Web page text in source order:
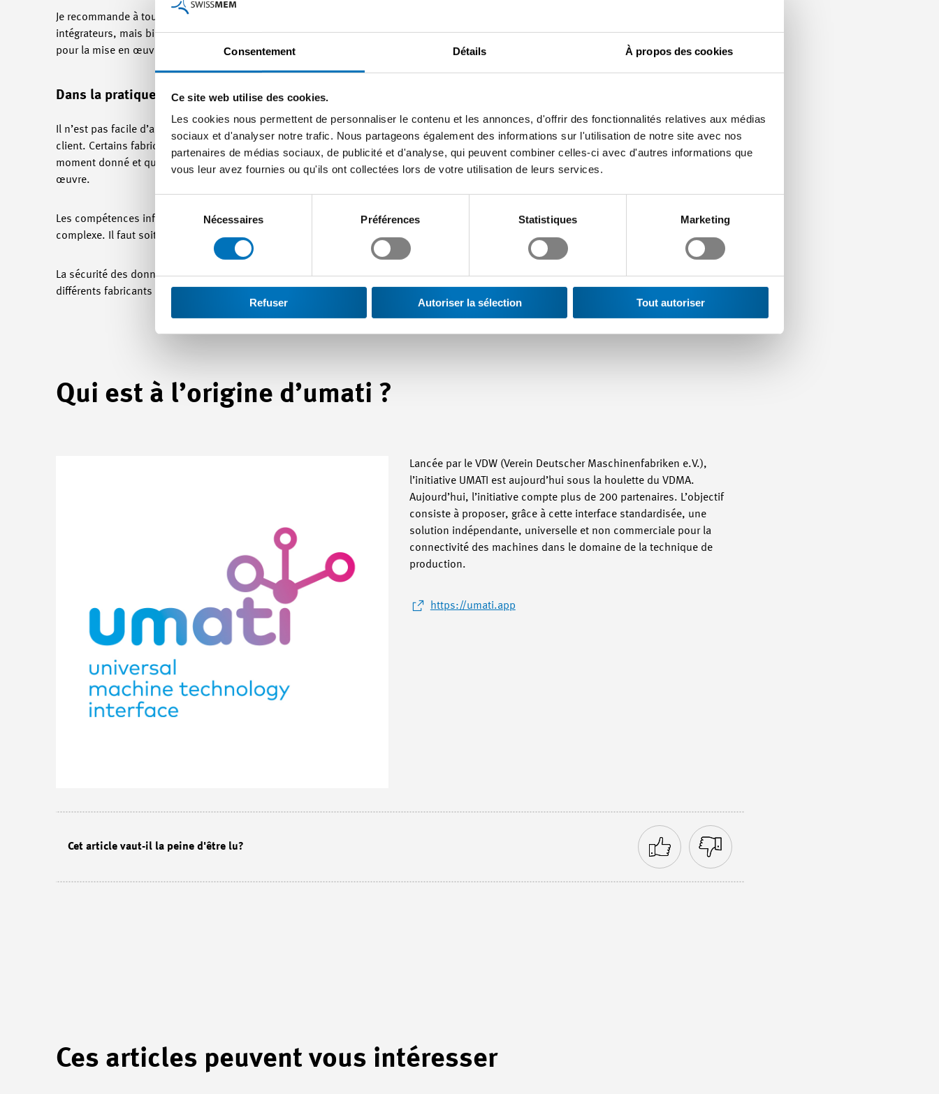
Consentement Détails À propos des cookies
Ce site web utilise des cookies.
Les cookies nous permettent de personnaliser le contenu et les annonces, d'offrir des fonctionnalités relatives aux médias
sociaux et d'analyser notre trafic. Nous partageons également des informations sur l'utilisation de notre site avec nos
partenaires de médias sociaux, de publicité et d'analyse, qui peuvent combiner celles-ci avec d'autres informations que
vous leur avez fournies ou qu'ils ont collectées lors de votre utilisation de leurs services.
du
consentement
Nécessaires Préférences Statistiques Marketing
Refuser Autoriser la sélection Tout autoriser
Je recommande à toutes les entreprises du secteur des techniques de production de se pencher sur ce sujet : utilisateurs, fabricants,
intégrateurs, mais bien entendu aussi les associations qui doivent comprendre et promouvoir UMATI - il est question d’un élément essentiel
pour la mise en œuvre effective des applications liées à Industrie 4.0.
Dans la pratique, quels sont les défis majeurs pour les entreprises ?
Il n’est pas facile d’adapter ces applications aux besoins individuels, de façon à ce qu’elles puissent générer un avantage effectif pour le
client. Certains fabricants de machines nous disent que leur clientèle ne le demande pas pour l’instant. Mais il se peut que si cela change à un
moment donné et que le fabricant ne se penche sur le sujet qu’à ce moment-là, il lui faudra en gros environ 9 à 12 mois pour la mise en
œuvre.
Les compétences informatiques nécessaires représentent également un défi. La mise en réseau des systèmes de production est très
complexe. Il faut soit acquérir le savoir-faire supplémentaire, soit former les collaborateurs en conséquence.
La sécurité des données ou encore l’hétérogénéité des machines et des systèmes sont des sujets délicats lorsque ces derniers proviennent de
différents fabricants qui utilisent des interfaces et des protocoles différents.
Qui est à l’origine d’umati ?
Lancée par le VDW (Verein Deutscher Maschinenfabriken e.V.),
l’initiative UMATI est aujourd’hui sous la houlette du VDMA.
Aujourd’hui, l’initiative compte plus de 200 partenaires. L’objectif
consiste à proposer, grâce à cette interface standardisée, une
solution indépendante, universelle et non commerciale pour la
connectivité des machines dans le domaine de la technique de
production.
https://umati.app
Cet article vaut-il la peine d'être lu?
Ces articles peuvent vous intéresser